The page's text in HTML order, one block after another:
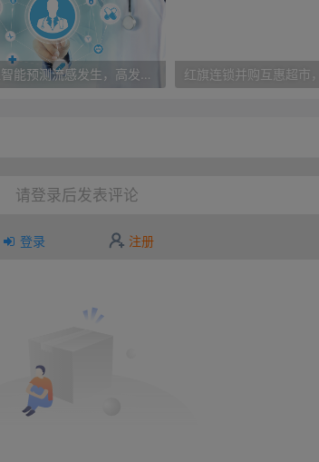
请登录后发表评论
登录 注册